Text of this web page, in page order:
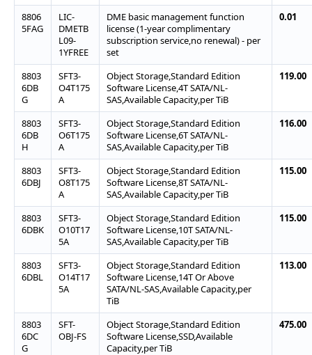
8806
5FAG
LIC-
DMETB
L09-
1YFREE
DME basic management function
license (1-year complimentary
subscription service,no renewal) - per
set
0.01
8803
6DB
G
SFT3-
O4T175
A
Object Storage,Standard Edition
Software License,4T SATA/NL-
SAS,Available Capacity,per TiB
119.00
8803
6DB
H
SFT3-
O6T175
A
Object Storage,Standard Edition
Software License,6T SATA/NL-
SAS,Available Capacity,per TiB
116.00
8803
6DBJ
SFT3-
O8T175
A
Object Storage,Standard Edition
Software License,8T SATA/NL-
SAS,Available Capacity,per TiB
115.00
8803
6DBK
SFT3-
O10T17
5A
Object Storage,Standard Edition
Software License,10T SATA/NL-
SAS,Available Capacity,per TiB
115.00
8803
6DBL
SFT3-
O14T17
5A
Object Storage,Standard Edition
Software License,14T Or Above
SATA/NL-SAS,Available Capacity,per
TiB
113.00
8803
6DC
G
SFT-
OBJ-FS
Object Storage,Standard Edition
Software License,SSD,Available
Capacity,per TiB
475.00